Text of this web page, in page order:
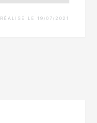
RÉALISÉ LE 19/07/2021